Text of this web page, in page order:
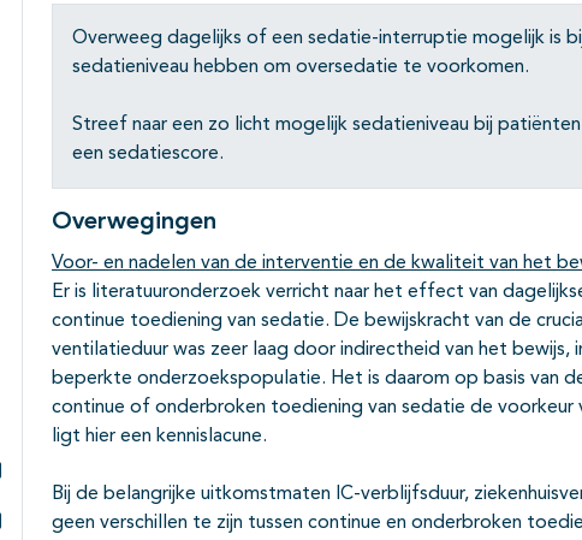
Subpagina's open- en dichtklappen
Overweeg dagelijks of een sedatie-interruptie mogelijk is
sedatieniveau hebben om oversedatie te voorkomen.
Streef naar een zo licht mogelijk sedatieniveau bij
een sedatiescore.
Overwegingen
Voor- en nadelen van de interventie en de kwaliteit van het
Er is literatuuronderzoek verricht naar het effect van
continue toediening van sedatie. De bewijskracht van de
ventilatieduur was zeer laag door indirectheid van het bewijs,
beperkte onderzoekspopulatie. Het is daarom op basis van
continue of onderbroken toediening van sedatie de
ligt hier een kennislacune.
Bij de belangrijke uitkomstmaten IC-verblijfsduur,
geen verschillen te zijn tussen continue en onderbroken